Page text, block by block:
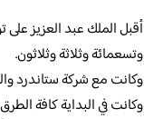
أقبل الملك عبد العزيز
وتسعمائة وثلاثة وثلاثون.
وكانت مع شركة ستاندرد
وكانت في البداية كافة